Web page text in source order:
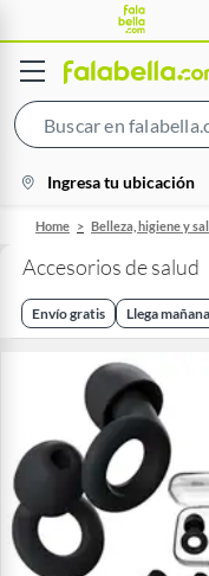
location-
icon
Ingresa tu ubicación
Home Belleza, higiene y
Accesorios de salud
Envío gratis Llega mañana